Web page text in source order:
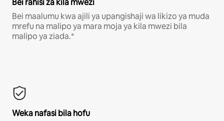
Bei maalumu kwa ajili ya upangishaji wa likizo ya muda
mrefu na malipo ya mara moja ya kila mwezi bila
malipo ya ziada.*
Weka nafasi bila hofu